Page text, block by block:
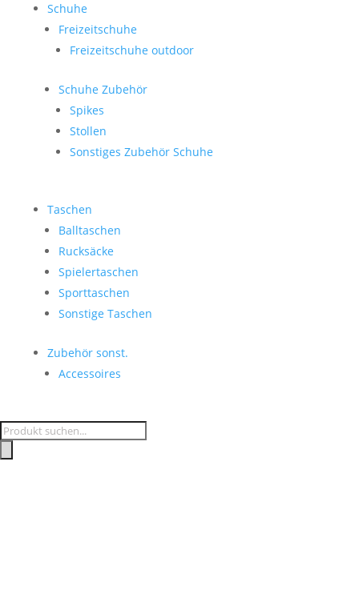
Schuhe
Freizeitschuhe
Freizeitschuhe outdoor
Schuhe Zubehör
Spikes
Stollen
Sonstiges Zubehör Schuhe
Taschen
Balltaschen
Rucksäcke
Spielertaschen
Sporttaschen
Sonstige Taschen
Zubehör sonst.
Accessoires
Products